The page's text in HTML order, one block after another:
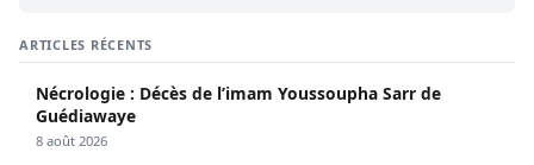
ARTICLES RÉCENTS
Nécrologie : Décès de l’imam Youssoupha Sarr de
Guédiawaye
8 août 2026